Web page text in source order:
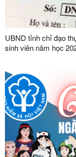
UBND tỉnh chỉ đạo
sinh viên năm học